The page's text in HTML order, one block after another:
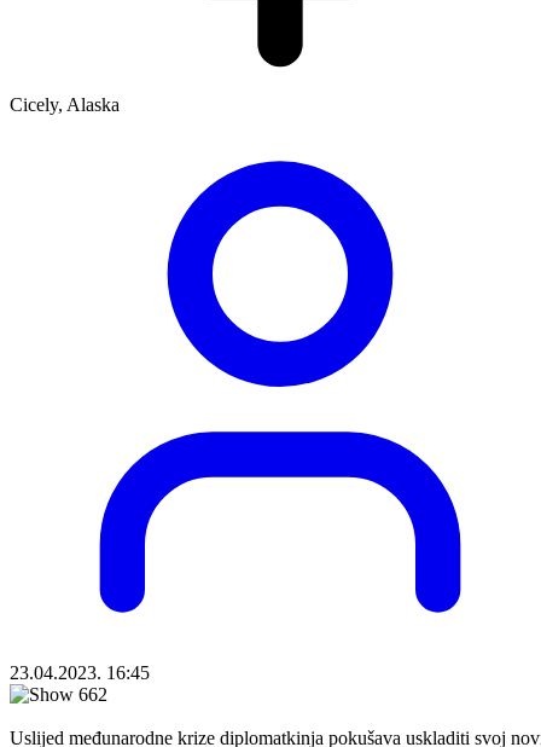
Cicely, Alaska
23.04.2023. 16:45
Uslijed međunarodne krize diplomatkinja pokušava uskladiti svoj